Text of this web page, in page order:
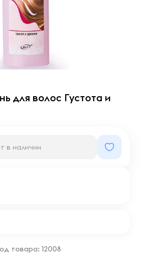
для волос Густота и
в наличии
товара: 12008